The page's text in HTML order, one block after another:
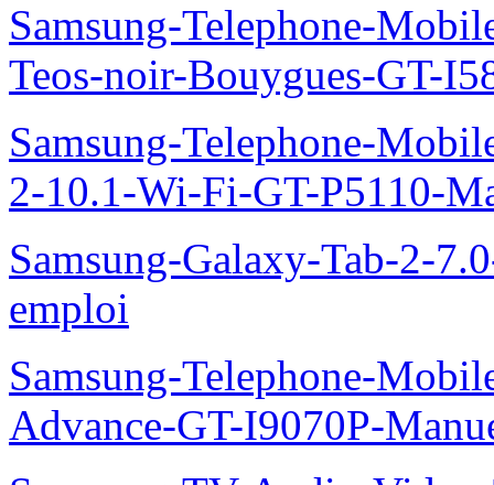
Samsung-Telephone-
Teos-noir-Bouygues-GT-
Samsung-Telephone-
2-10.1-Wi-Fi-GT-P5110-
Samsung-Galaxy-Tab-2-
emploi
Samsung-Telephone-
Advance-GT-I9070P-